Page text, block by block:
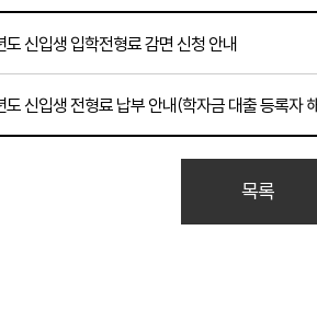
신입생 입학전형료 감면 신청 안내
신입생 전형료 납부 안내(학자금 대출 등록자
목록